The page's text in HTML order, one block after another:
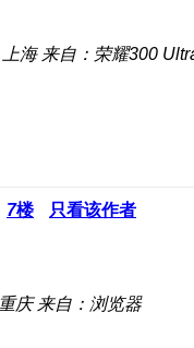
上海 来自：荣耀300
7楼 只看该作者
重庆 来自：浏览器